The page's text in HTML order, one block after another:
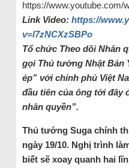
https://www.youtube.com/
Link Video: https://
v=l7zNCXzSBPo
Tổ chức Theo dõi Nhân
gọi Thủ tướng Nhật Bản
ép” với chính phủ Việt
đầu tiên của ông tới đây
nhân quyền”.
Thủ tướng Suga chính
ngày 19/10. Nghị trình
biết sẽ xoay quanh hai